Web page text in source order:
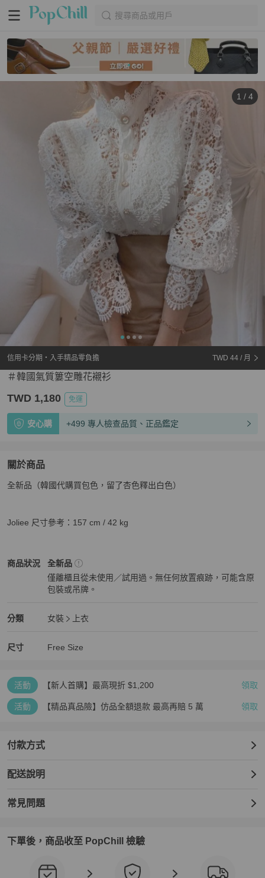
搜尋商品或用戶
1 / 4
信用卡分期・入手精品零負擔 TWD 44 / 月
＃韓國氣質簍空雕花襯衫
TWD 1,180 免運
安心購 +499 專人檢查品質、正品鑑定
關於商品
關於＃韓國氣質簍空雕花襯衫商品詳情與購買須知
全新品（韓國代購買包色，留了杏色釋出白色）
Joliee 尺寸參考：157 cm / 42 kg
商品狀況
女裝商品狀態與細節
全新品
僅離櫃且從未使用／試用過。無任何放置痕跡，可能含原
包裝或吊牌。
分類
女裝分類資訊女裝
上衣
尺寸
Free Size
活動 【新人首購】最高現折 $1,200 領取
活動 【精品真品險】仿品全額退款 最高再賠 5 萬 領取
付款方式
配送說明
常見問題
下單後，商品收至 PopChill 檢驗